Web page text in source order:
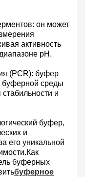
он может
активность
pH.
(PCR): буфер
буферной среды
и
буфер,
и
его уникальной
буферных
буферное